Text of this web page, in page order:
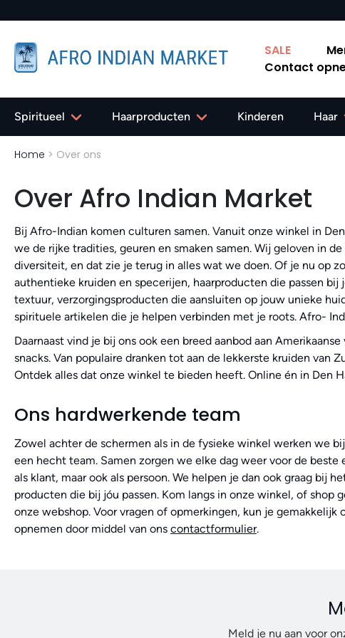
SALE
Contact
Spiritueel Haarproducten Kinderen Haar
Home > Over ons
Over Afro Indian Market
Bij Afro-Indian komen culturen samen. Vanuit onze winkel in
we de rijke tradities, geuren en smaken samen. Wij geloven in de
diversiteit, en dat zie je terug in alles wat we doen. Of je nu op
authentieke kruiden en specerijen, haarproducten die passen bij
textuur, verzorgingsproducten die aansluiten op jouw unieke
spirituele artikelen die je helpen verbinden met je roots. Afro-
Daarnaast vind je bij ons ook een breed aanbod aan Amerikaanse
snacks. Van populaire dranken tot aan de lekkerste kruiden van
Ontdek alles dat onze winkel te bieden heeft. Online én in Den
Ons hardwerkende team
Zowel achter de schermen als in de fysieke winkel werken we
een hecht team. Samen zorgen we elke dag weer voor de beste
als klant, maar ook als persoon. We helpen je dan ook graag bij
producten die bij jóu passen. Kom langs in onze winkel, of shop
onze webshop. Voor vragen of opmerkingen, kun je gemakkelijk
opnemen door middel van ons contactformulier.
Meld je nu aan voor